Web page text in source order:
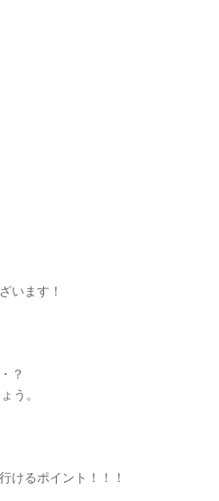
います！
？
う。
けるポイント！！！